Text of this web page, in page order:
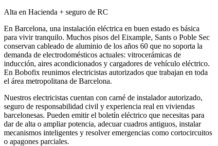
Alta en Hacienda + seguro de RC
En Barcelona, una instalación eléctrica en buen estado es básica
para vivir tranquilo. Muchos pisos del Eixample, Sants o Poble Sec
conservan cableado de aluminio de los años 60 que no soporta la
demanda de electrodomésticos actuales: vitrocerámicas de
inducción, aires acondicionados y cargadores de vehículo eléctrico.
En Bobofix reunimos electricistas autorizados que trabajan en toda
el área metropolitana de Barcelona.
Nuestros electricistas cuentan con carné de instalador autorizado,
seguro de responsabilidad civil y experiencia real en viviendas
barcelonesas. Pueden emitir el boletín eléctrico que necesitas para
dar de alta o ampliar potencia, adecuar cuadros antiguos, instalar
mecanismos inteligentes y resolver emergencias como cortocircuitos
o apagones parciales.